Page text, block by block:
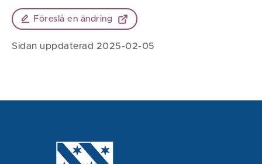
Föreslå en ändring
Sidan uppdaterad 2025-02-05